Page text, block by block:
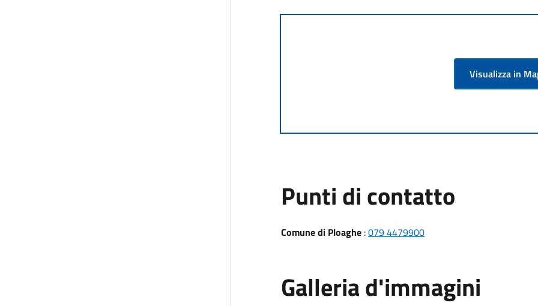
Visualizza in
Punti di contatto
Comune di Ploaghe:079 4479900
Galleria d'immagini